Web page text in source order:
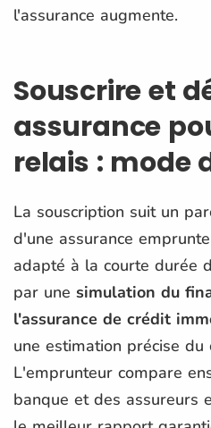
l'assurance augmente.
Souscrire et
assurance
relais : mode
La souscription suit un
d'une assurance
adapté à la courte durée
par une simulation du
l'assurance de crédit
une estimation précise du
L'emprunteur compare
banque et des assureurs